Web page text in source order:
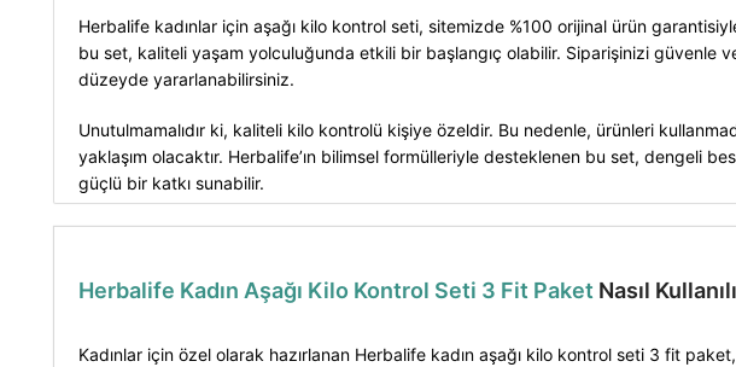
Herbalife kadınlar için aşağı kilo kontrol seti, sitemizde %100 orijinal ürün
bu set, kaliteli yaşam yolculuğunda etkili bir başlangıç olabilir. Siparişinizi güvenle
düzeyde yararlanabilirsiniz.
Unutulmamalıdır ki, kaliteli kilo kontrolü kişiye özeldir. Bu nedenle, ürünleri
yaklaşım olacaktır. Herbalife’ın bilimsel formülleriyle desteklenen bu set, dengeli
güçlü bir katkı sunabilir.
Herbalife Kadın Aşağı Kilo Kontrol Seti 3 Fit Paket Nasıl
Kadınlar için özel olarak hazırlanan Herbalife kadın aşağı kilo kontrol seti 3 fit